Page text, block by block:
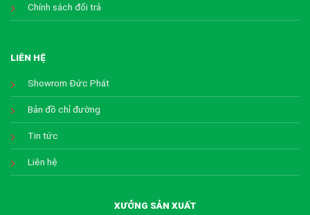
Chính sách đổi trả
LIÊN HỆ
Showrom Đức Phát
Bản đồ chỉ đường
Tin tức
Liên hệ
XƯỞNG SẢN XUẤT